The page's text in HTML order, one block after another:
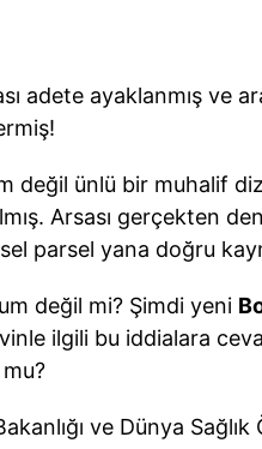
adete ayaklanmış ve
değil ünlü bir muhalif
Arsası gerçekten
parsel yana doğru
değil mi? Şimdi yeni
ilgili bu iddialara
ve Dünya